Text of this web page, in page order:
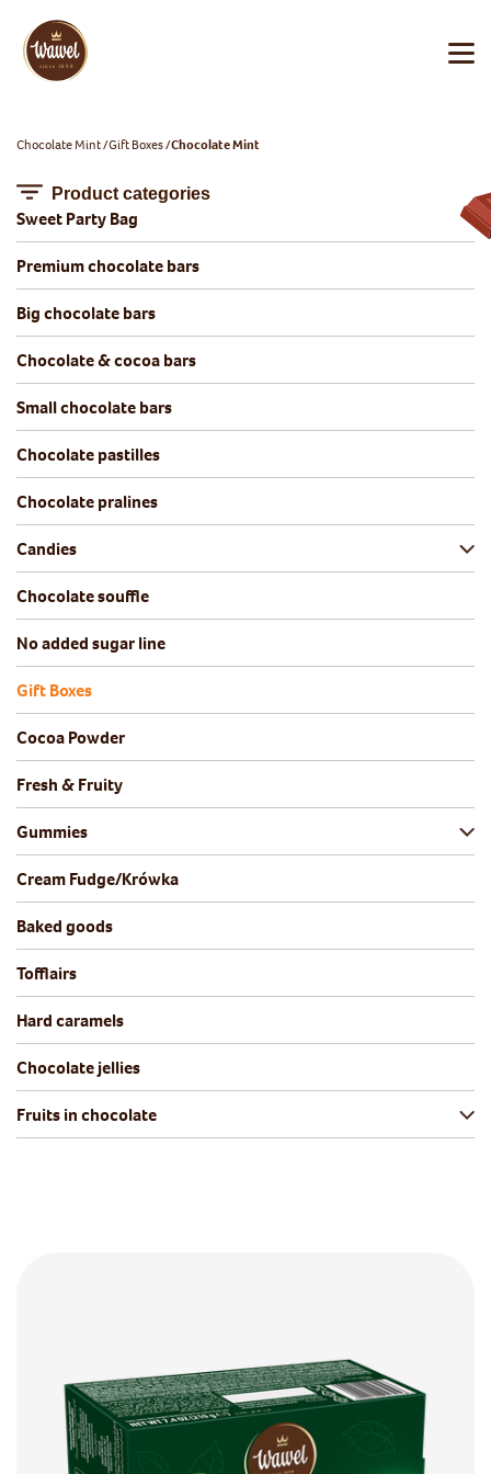
Chocolate Mint Gift Boxes Chocolate Mint
Product categories
Sweet Party Bag
Premium chocolate bars
Big chocolate bars
Chocolate & cocoa bars
Small chocolate bars
Chocolate pastilles
Chocolate pralines
Candies
Chocolate souffle
No added sugar line
Gift Boxes
Cocoa Powder
Fresh & Fruity
Gummies
Cream Fudge/Krówka
Baked goods
Tofflairs
Hard caramels
Chocolate jellies
Fruits in chocolate